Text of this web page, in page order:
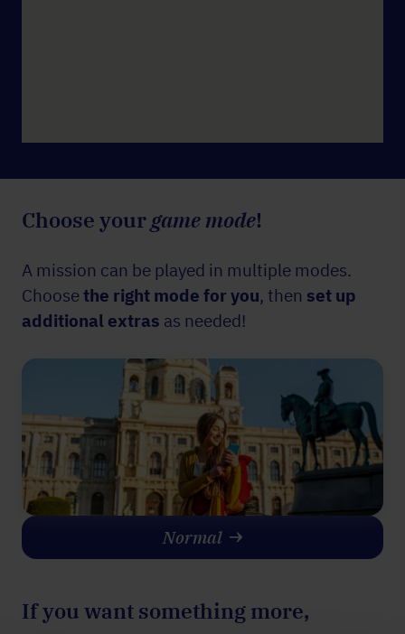
Choose your game mode!
A mission can be played in multiple modes.
Choosethe right mode for you, then set up
additional extras as needed!
Normal
If you want something more,